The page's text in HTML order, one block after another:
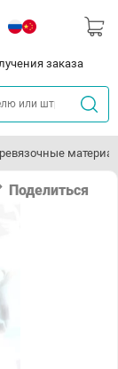
заказа
Поделиться